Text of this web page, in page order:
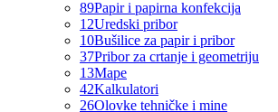
89Papir i papirna konfekcija
12Uredski pribor
10Bušilice za papir i pribor
37Pribor za crtanje i geometriju
13Mape
42Kalkulatori
26Olovke tehničke i mine